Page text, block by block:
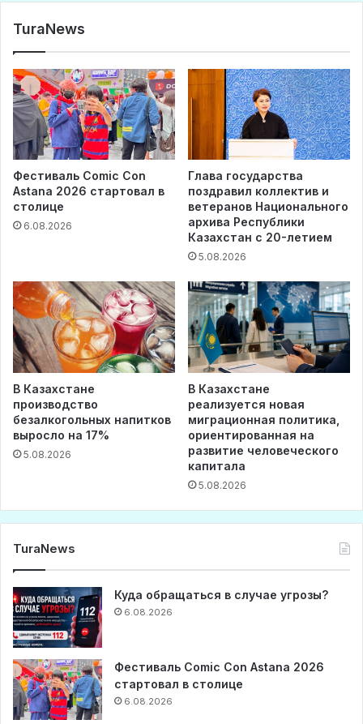
TuraNews
Фестиваль Comic Con
Astana 2026 стартовал в
столице
6.08.2026
Глава государства
поздравил коллектив и
ветеранов Национального
архива Республики
Казахстан с 20-летием
5.08.2026
В Казахстане
производство
безалкогольных напитков
выросло на 17%
5.08.2026
В Казахстане
реализуется новая
миграционная политика,
ориентированная на
развитие человеческого
капитала
5.08.2026
TuraNews
Куда обращаться в случае угрозы?
6.08.2026
Фестиваль Comic Con Astana 2026
стартовал в столице
6.08.2026